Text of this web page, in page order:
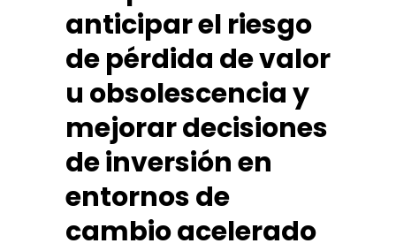
anticipar el riesgo
de pérdida de valor
u obsolescencia y
mejorar decisiones
de inversión en
entornos de
cambio acelerado